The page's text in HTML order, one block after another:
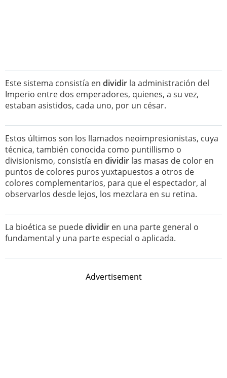
Este sistema consistía en dividir la administración del
Imperio entre dos emperadores, quienes, a su vez,
estaban asistidos, cada uno, por un césar.
Estos últimos son los llamados neoimpresionistas, cuya
técnica, también conocida como puntillismo o
divisionismo, consistía en dividir las masas de color en
puntos de colores puros yuxtapuestos a otros de
colores complementarios, para que el espectador, al
observarlos desde lejos, los mezclara en su retina.
La bioética se puededividir en una parte general o
fundamental y una parte especial o aplicada.
Advertisement